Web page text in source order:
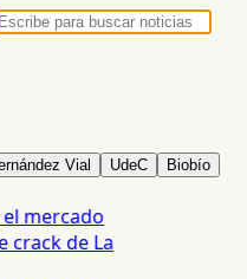
Vial UdeC Biobío
mercado
de La